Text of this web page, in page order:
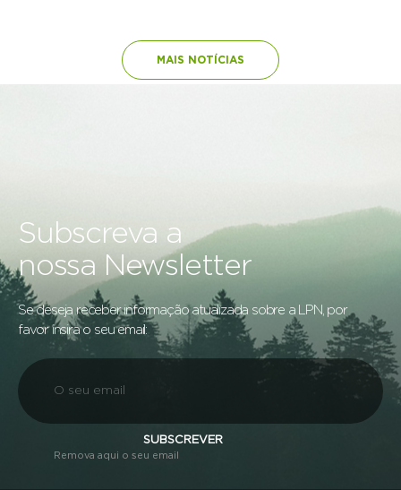
MAIS NOTÍCIAS
Subscreva a
nossa Newsletter
Se deseja receber informação atualizada sobre a LPN, por
favor insira o seu email:
SUBSCREVER
Remova aqui o seu email